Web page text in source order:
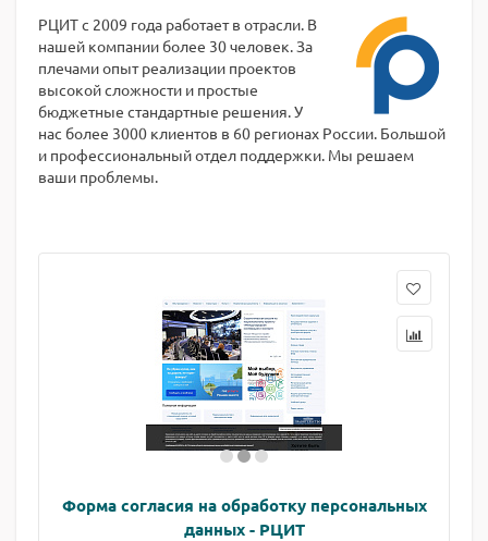
РЦИТ с 2009 года работает в отрасли. В
нашей компании более 30 человек. За
плечами опыт реализации проектов
высокой сложности и простые
бюджетные стандартные решения. У
нас более 3000 клиентов в 60 регионах России. Большой
и профессиональный отдел поддержки. Мы решаем
ваши проблемы.
Форма согласия на обработку персональных
данных - РЦИТ